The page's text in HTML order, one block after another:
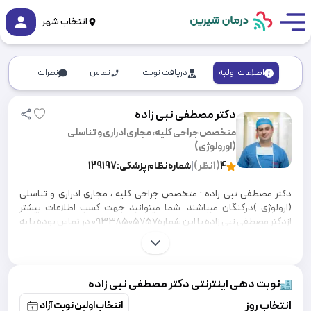
انتخاب شهر
اطلاعات اولیه دریافت نوبت تماس نظرات
دکتر مصطفی نبی زاده
متخصص جراحی کلیه، مجاری ادراری و تناسلی
(اورولوژی)
4
(
1نظر) شماره نظام پزشکی:129197
دکتر مصطفی نبی زاده : متخصص جراحی کلیه ، مجاری ادراری و تناسلی
(ارولوژی )درکنگان میباشند. شما میتوانید جهت کسب اطلاعات بیشتر
ازدکتر مصطفی نبی زاده با این شماره09338505757 در تماس بوده یا به
جراحی کلیه ، مجاری ادراری و تناسلی هستند که در شهر کنگان خدمات
و مجاری ادراری تناسلی درمان انواع بیماری ها و سرطانهای کلیه، مثانه،
پروستات و بیضه، انواع عفونت های ادراری تناسلی ناباوری، مشکلات
جنسی، سنگ کلیه، تنگی مجرای ادراری، جراحی اندوسکوپیک، جراحی باز
نوبت دهی اینترنتی دکتر مصطفی نبی زاده
انتخاب روز
انتخاب اولین نوبت آزاد